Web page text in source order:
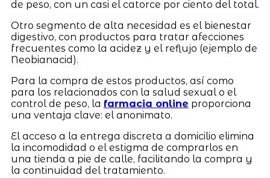
de peso, con un casi el catorce por ciento del total.
Otro segmento de alta necesidad es el bienestar
digestivo, con productos para tratar afecciones
frecuentes como la acidez y el reflujo (ejemplo de
Neobianacid).
Para la compra de estos productos, así como
para los relacionados con la salud sexual o el
control de peso, la farmacia online proporciona
una ventaja clave: el anonimato.
El acceso a la entrega discreta a domicilio elimina
la incomodidad o el estigma de comprarlos en
una tienda a pie de calle, facilitando la compra y
la continuidad del tratamiento.